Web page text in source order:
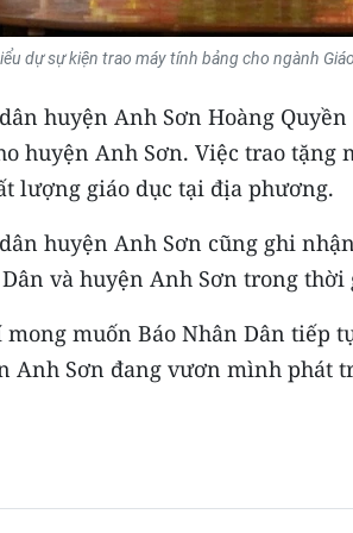
dự sự kiện trao máy tính bảng cho ngành
huyện Anh Sơn Hoàng
huyện Anh Sơn. Việc trao
lượng giáo dục tại địa phương.
huyện Anh Sơn cũng ghi
và huyện Anh Sơn trong thời
muốn Báo Nhân Dân tiếp
Anh Sơn đang vươn mình phát